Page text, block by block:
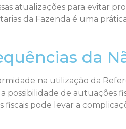
atualizações para evitar
da Fazenda é uma
da
na utilização da
a possibilidade de autuações
fiscais pode levar a